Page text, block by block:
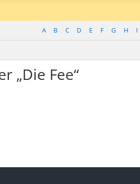
A B C D E F G H I
„Die Fee“